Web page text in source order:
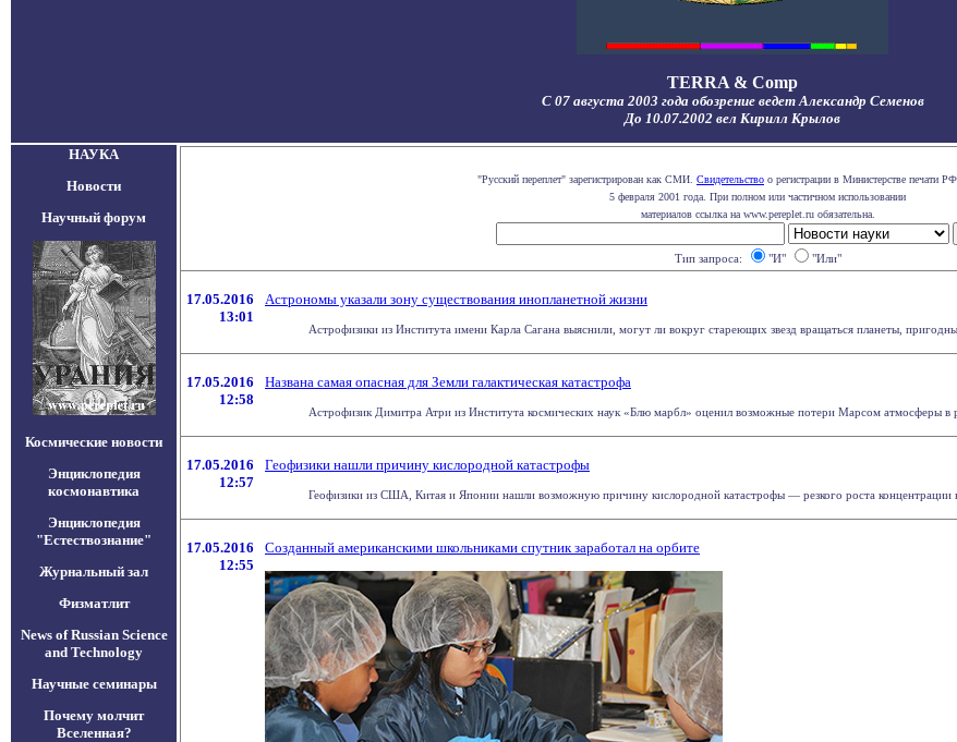
TERRA & Comp
С 07 августа 2003 года обозрение ведет Александр Семенов
До 10.07.2002 вел Кирилл Крылов
НАУКА
Новости
Научный форум
Космические новости
Энциклопедия
космонавтика
Энциклопедия
"Естествознание"
Журнальный зал
Физматлит
News of Russian Science
and Technology
Научные семинары
Почему молчит
Вселенная?
"Русский переплет" зарегистрирован как СМИ. Свидетельство о регистрации в Министерстве печати
5 февраля 2001 года. При полном или частичном использовании
материалов ссылка на www.pereplet.ru обязательна.
Тип запроса: "И" "Или"
17.05.2016
13:01
Астрономы указали зону существования инопланетной жизни
Астрофизики из Института имени Карла Сагана выяснили, могут ли вокруг стареющих звезд вращаться планеты,
17.05.2016
12:58
Названа самая опасная для Земли галактическая катастрофа
Астрофизик Димитра Атри из Института космических наук «Блю марбл» оценил возможные потери Марсом атмосферы в
17.05.2016
12:57
Геофизики нашли причину кислородной катастрофы
Геофизики из США, Китая и Японии нашли возможную причину кислородной катастрофы — резкого роста концентрации
17.05.2016
12:55
Созданный американскими школьниками спутник заработал на орбите